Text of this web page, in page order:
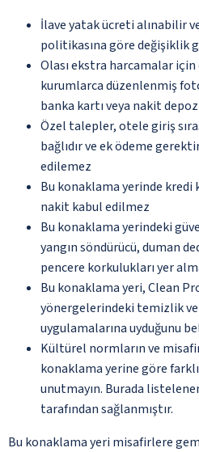
İlave yatak ücreti alınabilir
politikasına göre değişiklik
Olası ekstra harcamalar
kurumlarca düzenlenmiş
banka kartı veya nakit
Özel talepler, otele giriş
bağlıdır ve ek ödeme
edilemez
Bu konaklama yerinde
nakit kabul edilmez
Bu konaklama yerindeki
yangın söndürücü, duman
pencere korkulukları yer
Bu konaklama yeri, Clean
yönergelerindeki temizlik
uygulamalarına uyduğunu
Kültürel normların ve
konaklama yerine göre
unutmayın. Burada
tarafından sağlanmıştır.
Bu konaklama yeri misafirlere